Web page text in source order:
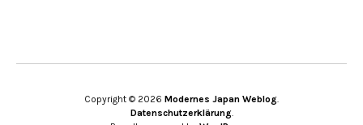
Copyright © 2026 Modernes Japan Weblog
Datenschutzerklärung